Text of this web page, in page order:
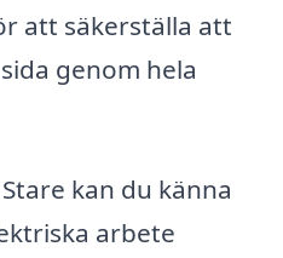
att säkerställa att
genom hela
kan du känna
arbete